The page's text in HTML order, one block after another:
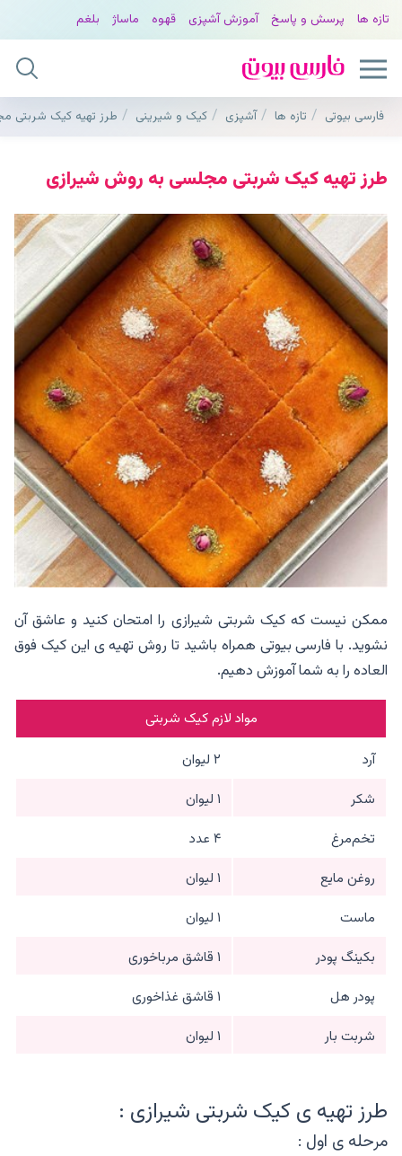
تازه ها پرسش و پاسخ آموزش آشپزی قهوه ماساژ بلغم
فارسی بیوتی تازه ها آشپزی کیک و شیرینی طرز تهیه کیک شربتی
طرز تهیه کیک شربتی مجلسی به روش شیرازی
ممکن نیست که کیک شربتی شیرازی را امتحان کنید و عاشق آن
نشوید. با فارسی بیوتی همراه باشید تا روش تهیه ی این کیک فوق
العاده را به شما آموزش دهیم.
مواد لازم کیک شربتی
آرد
۲ لیوان
شکر
۱ لیوان
تخم‌مرغ
۴ عدد
روغن مایع
۱ لیوان
ماست
۱ لیوان
بکینگ پودر
۱ قاشق مرباخوری
پودر هل
۱ قاشق غذاخوری
شربت بار
۱ لیوان
طرز تهیه ی کیک شربتی شیرازی :
مرحله ی اول :